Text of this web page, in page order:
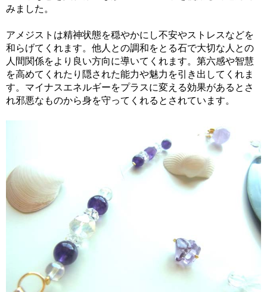
みました。
アメジストは精神状態を穏やかにし不安やストレスなどを
和らげてくれます。他人との調和をとる石で大切な人との
人間関係をより良い方向に導いてくれます。第六感や智慧
を高めてくれたり隠された能力や魅力を引き出してくれま
す。マイナスエネルギーをプラスに変える効果があるとさ
れ邪悪なものから身を守ってくれるとされています。